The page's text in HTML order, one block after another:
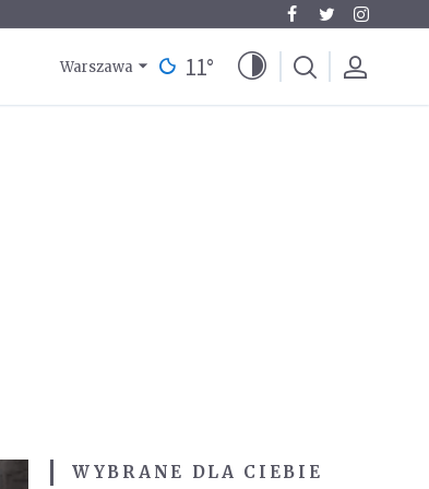
Warszawa 11°
WYBRANE DLA CIEBIE